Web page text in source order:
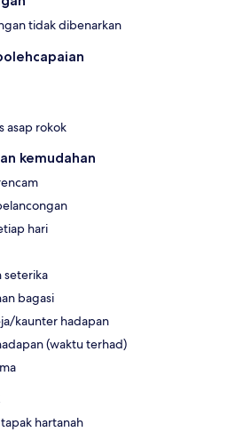
tidak dibenarkan
asap rokok
kemudahan
hari
seterika
bagasi
kaunter hadapan
(waktu terhad)
hartanah